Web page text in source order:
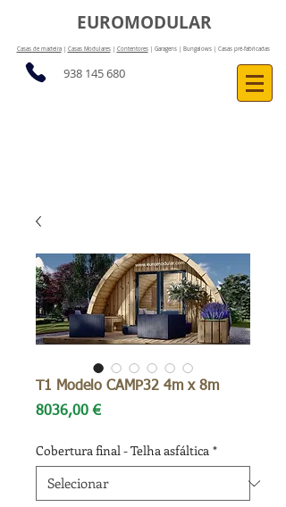
EUROMODULAR
Casas de madeira| Casas Modulares| Contentores| Garagens | Bungalows | Casas pré-fabricadas
938 145 680
T1 Modelo CAMP32 4m x 8m
8036,00 €Preço
Cobertura final - Telha asfáltica *